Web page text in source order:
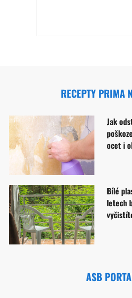
RECEPTY PRIMA
Jak
ocet i
Bílé
letech
ASB